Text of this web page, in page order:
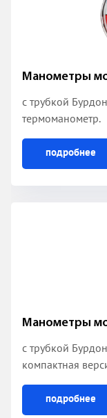
Манометры
с трубкой
термоманометр.
подробнее
Манометры
с трубкой
компактная
подробнее